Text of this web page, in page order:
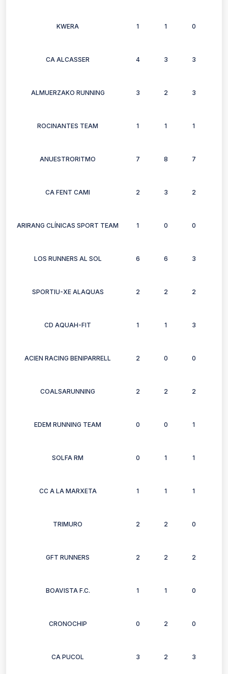
KWERA 1 1 0
CA ALCASSER 4 3 3
ALMUERZAKO RUNNING 3 2 3
ROCINANTES TEAM 1 1 1
ANUESTRORITMO 7 8 7
CA FENT CAMI 2 3 2
ARIRANG CLÍNICAS SPORT TEAM 1 0 0
LOS RUNNERS AL SOL 6 6 3
SPORTIU-XE ALAQUAS 2 2 2
CD AQUAH-FIT 1 1 3
ACIEN RACING BENIPARRELL 2 0 0
COALSARUNNING 2 2 2
EDEM RUNNING TEAM 0 0 1
SOLFA RM 0 1 1
CC A LA MARXETA 1 1 1
TRIMURO 2 2 0
GFT RUNNERS 2 2 2
BOAVISTA F.C. 1 1 0
CRONOCHIP 0 2 0
CA PUCOL 3 2 3